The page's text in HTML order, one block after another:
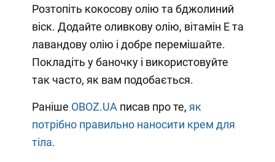
Розтопіть кокосову олію та бджолиний
віск. Додайте оливкову олію, вітамін Е та
лавандову олію і добре перемішайте.
Покладіть у баночку і використовуйте
так часто, як вам подобається.
Раніше OBOZ.UA писав про те, як
потрібно правильно наносити крем для
тіла.